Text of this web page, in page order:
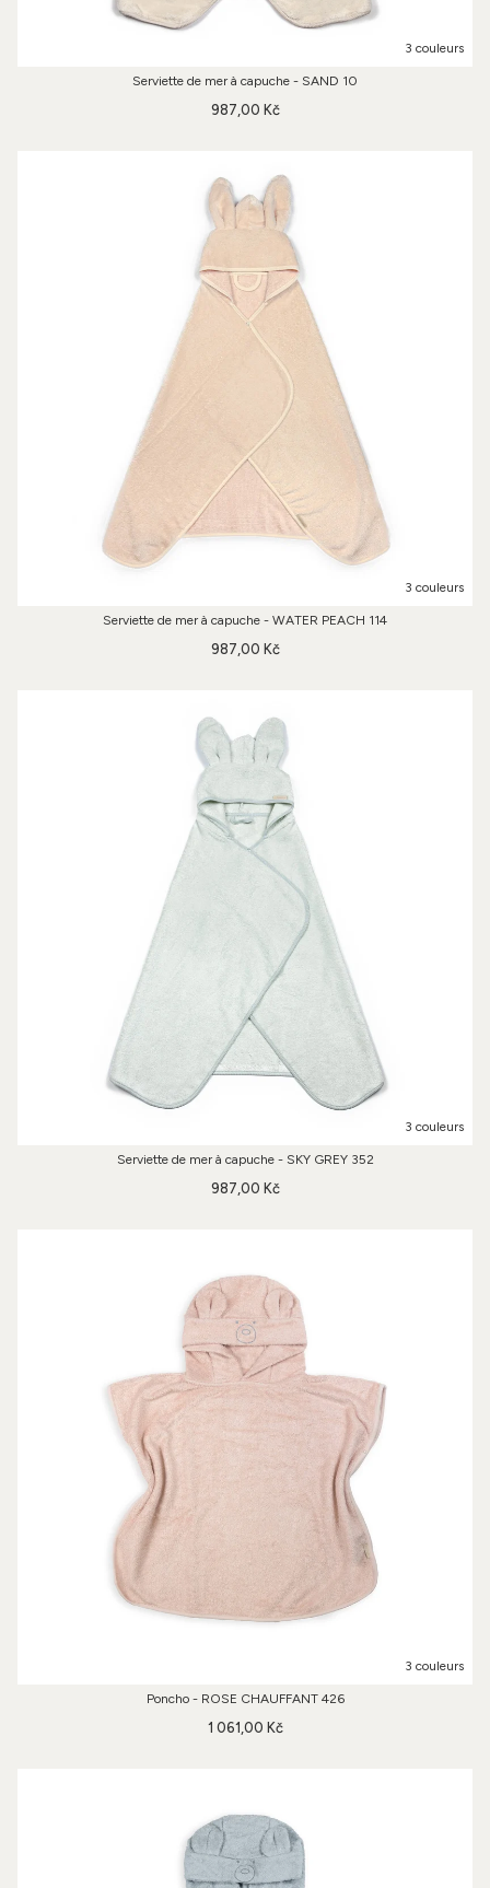
3 couleurs
Serviette de mer à capuche - SAND 10
987,00 Kč
3 couleurs
Serviette de mer à capuche - WATER PEACH 114
987,00 Kč
3 couleurs
Serviette de mer à capuche - SKY GREY 352
987,00 Kč
3 couleurs
Poncho - ROSE CHAUFFANT 426
1 061,00 Kč